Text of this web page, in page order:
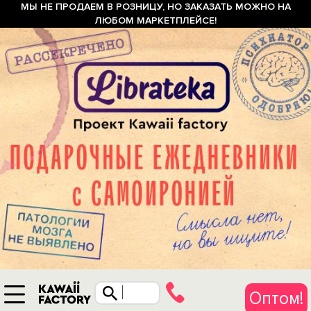
МЫ НЕ ПРОДАЕМ В РОЗНИЦУ, НО ЗАКАЗАТЬ МОЖНО НА
ЛЮБОМ МАРКЕТПЛЕЙСЕ!
Оптом!